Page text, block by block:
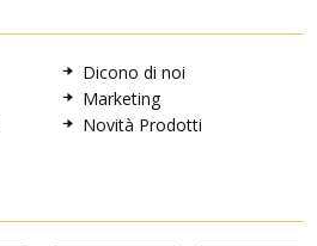
Dicono di noi
Marketing
Novità Prodotti